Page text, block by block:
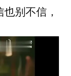
别不信，